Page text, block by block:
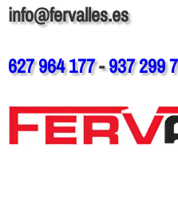
info@fervalles.es
627 964 177-937 299